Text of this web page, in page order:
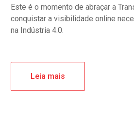
Este é o momento de abraçar a
conquistar a visibilidade online
na Indústria 4.0.
Leia mais